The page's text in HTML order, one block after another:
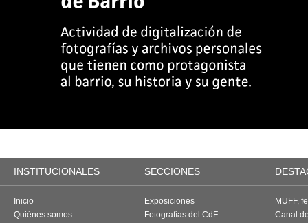
INSTITUCIONALES SECCIONES
Inicio
Quiénes somos
Exposiciones
Fotografías del CdF
MUFF,
Canal